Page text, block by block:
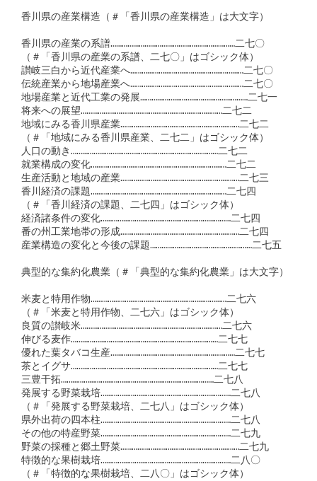
香川県の産業構造（＃「香川県の産業構造」は大文字）
香川県の産業の系譜…………………………………………………………二七〇
（＃「香川県の産業の系譜、二七〇」はゴシック体）
讃岐三白から近代産業へ……………………………………………………二七〇
伝統産業から地場産業へ……………………………………………………二七〇
地場産業と近代工業の発展…………………………………………………二七一
将来への展望…………………………………………………………………二七二
地域にみる香川県産業………………………………………………………二七二
（＃「地域にみる香川県産業、二七二」はゴシック体）
人口の動き……………………………………………………………………二七二
就業構成の変化………………………………………………………………二七二
生産活動と地域の産業………………………………………………………二七三
香川経済の課題………………………………………………………………二七四
（＃「香川経済の課題、二七四」はゴシック体）
経済諸条件の変化……………………………………………………………二七四
番の州工業地帯の形成………………………………………………………二七四
産業構造の変化と今後の課題………………………………………………二七五
典型的な集約化農業（＃「典型的な集約化農業」は大文字）
米麦と特用作物………………………………………………………………二七六
（＃「米麦と特用作物、二七六」はゴシック体）
良質の讃岐米…………………………………………………………………二七六
伸びる麦作……………………………………………………………………二七七
優れた葉タバコ生産…………………………………………………………二七七
茶とイグサ……………………………………………………………………二七七
三豊干拓………………………………………………………………………二七八
発展する野菜栽培……………………………………………………………二七八
（＃「発展する野菜栽培、二七八」はゴシック体）
県外出荷の四本柱……………………………………………………………二七八
その他の特産野菜……………………………………………………………二七九
野菜の採種と郷土野菜………………………………………………………二七九
特徴的な果樹栽培……………………………………………………………二八〇
（＃「特徴的な果樹栽培、二八〇」はゴシック体）